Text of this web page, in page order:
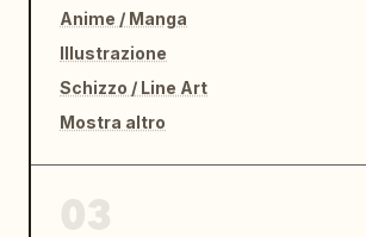
Anime / Manga
Illustrazione
Schizzo / Line Art
Mostra altro